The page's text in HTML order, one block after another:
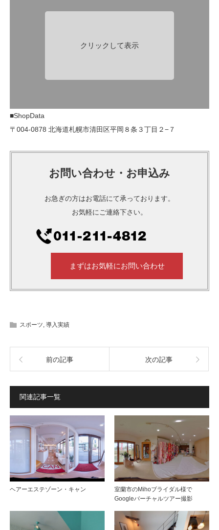
クリックして表示
■ShopData
〒004-0878 北海道札幌市清田区平岡８条３丁目２−７
お問い合わせ・お申込み
お急ぎの方はお電話にて承っております。
お気軽にご連絡下さい。
まずはお気軽にお問い合わせ
スポーツ, 導入実績
前の記事 次の記事
関連記事一覧
ヘアーエステゾーン・キャン
室蘭市のMihoブライダル様で
Googleバーチャルツアー撮影